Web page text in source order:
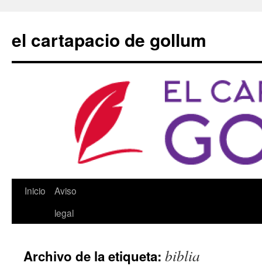
contenido
el cartapacio de gollum
Inicio
Aviso
legal
Archivo de la etiqueta: biblia